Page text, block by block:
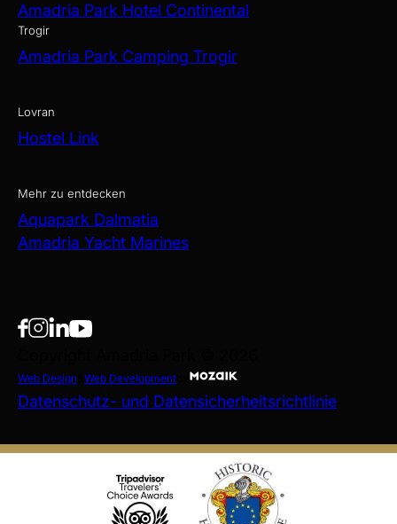
Amadria Park Hotel Continental
Trogir
Amadria Park Camping Trogir
Lovran
Hostel Link
Mehr zu entdecken
Aquapark Dalmatia
Amadria Yacht Marines
Web Design Web Development
Datenschutz- und Datensicherheitsrichtlinie